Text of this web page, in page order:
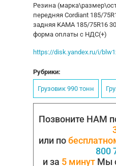
Резина
передняя Cordiant 185/
задняя KAMA 185/75R16
форма оплаты с НДС(+)
https://disk.yandex.ru/i/
Рубрики:
Грузовик 990 тонн
Позвоните НАМ
или по
800
и за 5 минут Мы